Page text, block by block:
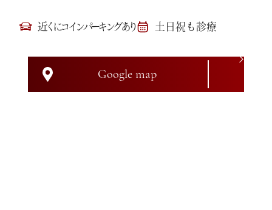
近くにコインパーキングあり 土日祝も診療
Google map